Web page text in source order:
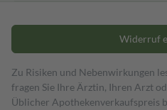
Widerruf
Zu Risiken und Nebenwirkungen
fragen Sie Ihre Ärztin, Ihren Arzt
Üblicher Apothekenverkaufspreis